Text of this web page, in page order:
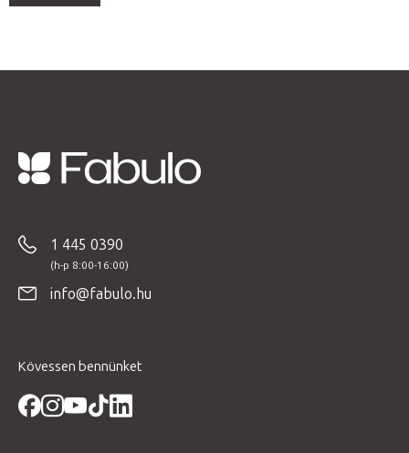
1 445 0390
info@fabulo.hu
Kövessen bennünket